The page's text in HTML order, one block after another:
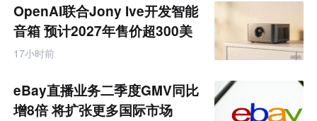
OpenAI联合Jony Ive开发智能
音箱 预计2027年售价超300美
元
17小时前
eBay直播业务二季度GMV同比
增8倍 将扩张更多国际市场